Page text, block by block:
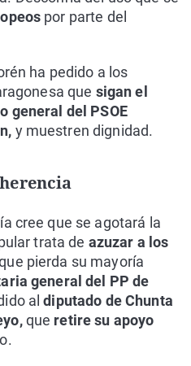
por parte del
ha pedido a los
que sigan el
general del PSOE
y muestren dignidad.
cree que se agotará la
trata de azuzar a los
pierda su mayoría
general del PP de
aldiputado de Chunta
que retire su apoyo